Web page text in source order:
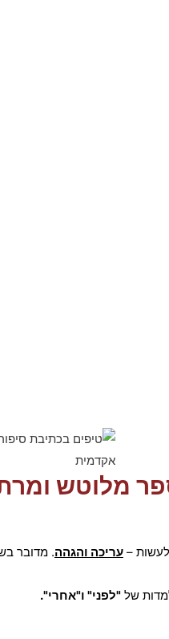
מלוטש
– עריכה והגהה. מדובר
של "לפני" ו"אחרי".